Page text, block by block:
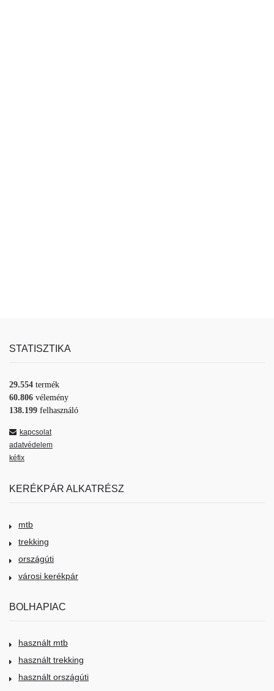
STATISZTIKA
29.554 termék
60.806 vélemény
138.199 felhasználó
kapcsolat
adatvédelem
kéfix
KERÉKPÁR ALKATRÉSZ
mtb
trekking
országúti
városi kerékpár
BOLHAPIAC
használt mtb
használt trekking
használt országúti